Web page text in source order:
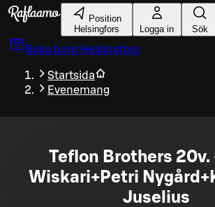
Gå till huvudinnehållet
Position
Helsingfors
Logga in Sök
Boka bord Helsingfors
Startsida
Evenemang
Teflon Brothers 20v.
Wiskari+Petri
Juselius